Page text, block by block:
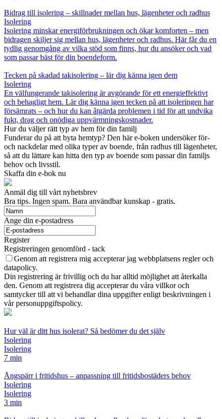
Bidrag till isolering – skillnader mellan hus, lägenheter och radhus
Isolering
Isolering minskar energiförbrukningen och ökar komforten – men
bidragen skiljer sig mellan hus, lägenheter och radhus. Här får du en
tydlig genomgång av vilka stöd som finns, hur du ansöker och vad
som passar bäst för din boendeform.
Tecken på skadad takisolering – lär dig känna igen dem
Isolering
En välfungerande takisolering är avgörande för ett energieffektivt
och behagligt hem. Lär dig känna igen tecken på att isoleringen har
försämrats – och hur du kan åtgärda problemen i tid för att undvika
fukt, drag och onödiga uppvärmningskostnader.
Hur du väljer rätt typ av hem för din familj
Funderar du på att byta hemtyp? Den här e-boken undersöker för-
och nackdelar med olika typer av boende, från radhus till lägenheter,
så att du lättare kan hitta den typ av boende som passar din familjs
behov och livsstil.
Skaffa din e-bok nu
Anmäl dig till vårt nyhetsbrev
Bra tips. Ingen spam. Bara användbar kunskap - gratis.
Ange din e-postadress
Register
Registreringen genomförd - tack
Genom att registrera mig accepterar jag webbplatsens regler och
datapolicy.
Din registrering är frivillig och du har alltid möjlighet att återkalla
den. Genom att registrera dig accepterar du våra villkor och
samtycker till att vi behandlar dina uppgifter enligt beskrivningen i
vår personuppgiftspolicy.
Hur väl är ditt hus isolerat? Så bedömer du det själv
Isolering
Isolering
7 min
Ångspärr i fritidshus – anpassning till fritidsbostäders behov
Isolering
Isolering
3 min